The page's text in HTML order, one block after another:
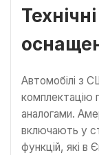
Автомобілі з
комплектацію
аналогами.
включають у
функцій, які в